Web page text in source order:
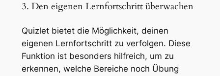
3. Den eigenen Lernfortschritt überwachen
Quizlet bietet die Möglichkeit, deinen
eigenen Lernfortschritt zu verfolgen. Diese
Funktion ist besonders hilfreich, um zu
erkennen, welche Bereiche noch Übung